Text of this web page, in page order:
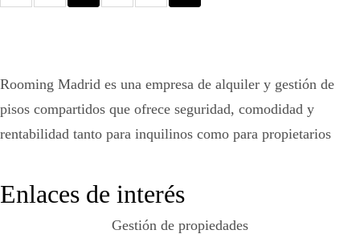
Rooming Madrid es una empresa de alquiler y gestión de
pisos compartidos que ofrece seguridad, comodidad y
rentabilidad tanto para inquilinos como para propietarios
Enlaces de interés
Gestión de propiedades